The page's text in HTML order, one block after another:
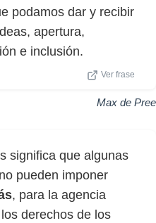
podamos dar y recibir
apertura,
e inclusión.
Ver frase
Max de Pree
significa que algunas
pueden imponer
, para la agencia
derechos de los